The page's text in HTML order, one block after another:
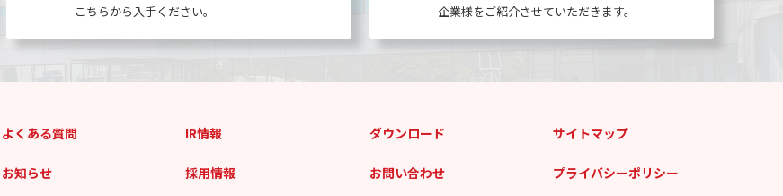
こちらから入手ください。
企業様をご紹介させていただきます。
よくある質問
お知らせ
IR情報
採用情報
ダウンロード
お問い合わせ
サイトマップ
プライバシーポリシー